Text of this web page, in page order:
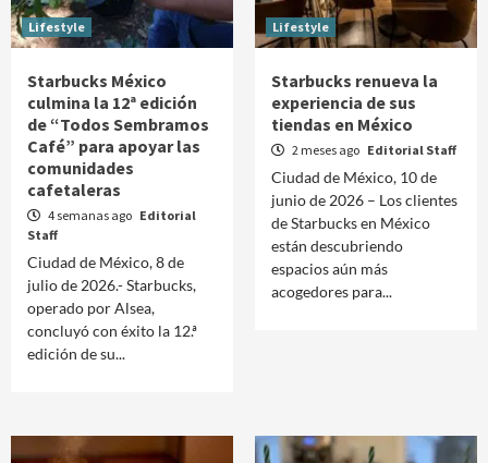
Lifestyle
Starbucks México
culmina la 12ª edición
de “Todos Sembramos
Café” para apoyar las
comunidades
cafetaleras
4 semanas ago Editorial
Staff
Ciudad de México, 8 de
julio de 2026.- Starbucks,
operado por Alsea,
concluyó con éxito la 12.ª
edición de su...
Lifestyle
Starbucks renueva la
experiencia de sus
tiendas en México
2 meses ago Editorial Staff
Ciudad de México, 10 de
junio de 2026 – Los clientes
de Starbucks en México
están descubriendo
espacios aún más
acogedores para...